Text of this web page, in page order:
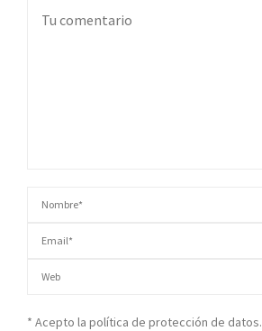
* Acepto la política de protección de datos.